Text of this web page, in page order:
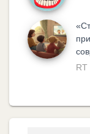
RT